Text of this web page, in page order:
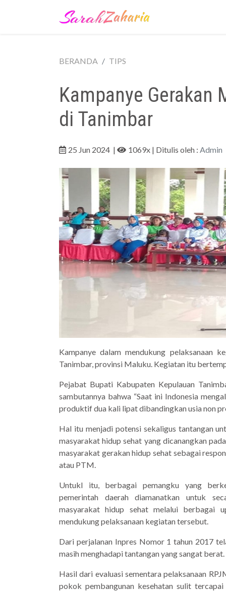
BERANDA TIPS
Kampanye Gerakan
di Tanimbar
25 Jun 2024 | 1069x | Ditulis oleh : Admin
Kampanye dalam mendukung pelaksanaan
Tanimbar, provinsi Maluku. Kegiatan itu
Pejabat Bupati Kabupaten Kepulauan
sambutannya bahwa “Saat ini Indonesia
produktif dua kali lipat dibandingkan usia non
Hal itu menjadi potensi sekaligus tantangan
masyarakat hidup sehat yang dicanangkan
masyarakat gerakan hidup sehat sebagai
atau PTM.
Untukl itu, berbagai pemangku yang
pemerintah daerah diamanatkan untuk
masyarakat hidup sehat melalui berbagai
mendukung pelaksanaan kegiatan tersebut.
Dari perjalanan Inpres Nomor 1 tahun 2017
masih menghadapi tantangan yang sangat berat.
Hasil dari evaluasi sementara pelaksanaan
pokok pembangunan kesehatan sulit